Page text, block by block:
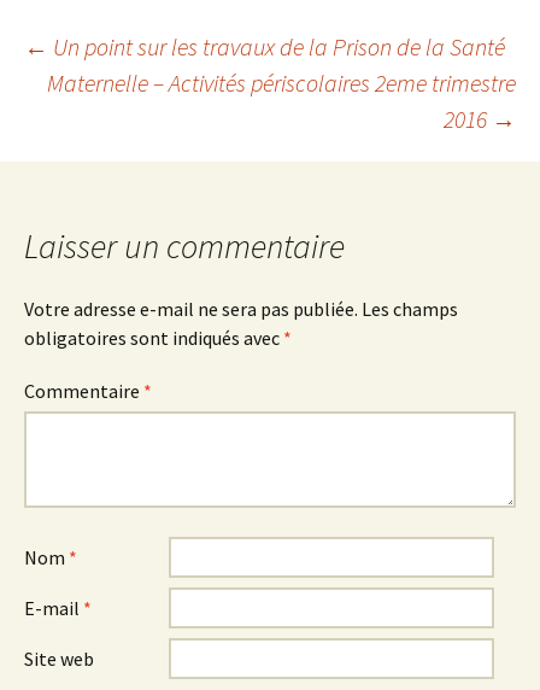
Navigation
← Un point sur les travaux de la Prison de la Santé
Maternelle – Activités périscolaires 2eme trimestre
2016 →
Laisser un commentaire
Votre adresse e-mail ne sera pas publiée. Les champs
obligatoires sont indiqués avec *
Commentaire *
Nom *
E-mail *
Site web